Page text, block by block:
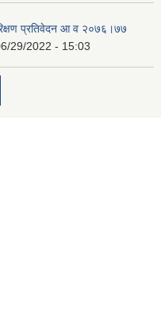
प्रतिवेदन आ व २०७६।७७
29/2022 - 15:03